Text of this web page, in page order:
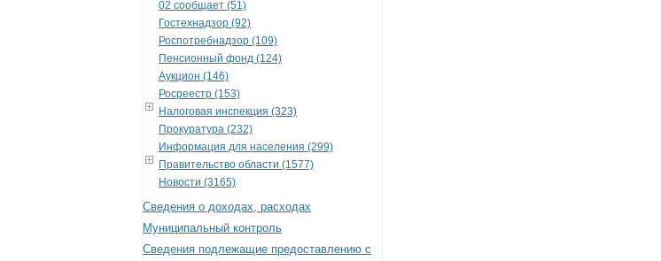
02 сообщает (51)
Гостехнадзор (92)
Роспотребнадзор (109)
Пенсионный фонд (124)
Аукцион (146)
Росреестр (153)
Налоговая инспекция (323)
Прокуратура (232)
Информация для населения (299)
Правительство области (1577)
Новости (3165)
Сведения о доходах, расходах
Муниципальный контроль
Сведения подлежащие предоставлению с